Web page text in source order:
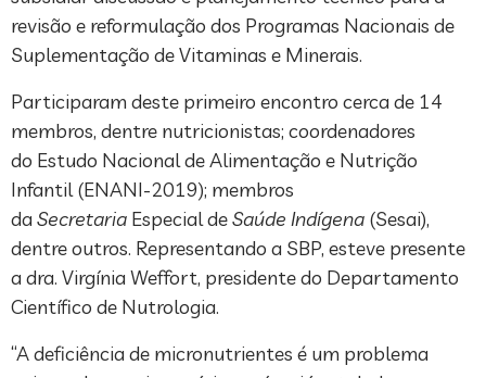
revisão e reformulação dos Programas Nacionais de
Suplementação de Vitaminas e Minerais.
Participaram deste primeiro encontro cerca de 14
membros, dentre nutricionistas; coordenadores
do Estudo Nacional de Alimentação e Nutrição
Infantil (ENANI-2019); membros
da Secretaria Especial deSaúde Indígena (Sesai),
dentre outros. Representando a SBP, esteve presente
a dra. Virgínia Weffort, presidente do Departamento
Científico de Nutrologia.
“A deficiência de micronutrientes é um problema